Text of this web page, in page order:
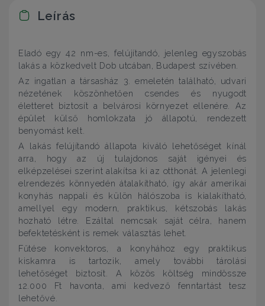
Leírás
Eladó egy 42 nm-es, felújítandó, jelenleg egyszobás
lakás a közkedvelt Dob utcában, Budapest szívében.
Az ingatlan a társasház 3. emeletén található, udvari
nézetének köszönhetően csendes és nyugodt
életteret biztosít a belvárosi környezet ellenére. Az
épület külső homlokzata jó állapotú, rendezett
benyomást kelt.
A lakás felújítandó állapota kiváló lehetőséget kínál
arra, hogy az új tulajdonos saját igényei és
elképzelései szerint alakítsa ki az otthonát. A jelenlegi
elrendezés könnyedén átalakítható, így akár amerikai
konyhás nappali és külön hálószoba is kialakítható,
amellyel egy modern, praktikus, kétszobás lakás
hozható létre. Ezáltal nemcsak saját célra, hanem
befektetésként is remek választás lehet.
Fűtése konvektoros, a konyhához egy praktikus
kiskamra is tartozik, amely további tárolási
lehetőséget biztosít. A közös költség mindössze
12.000 Ft havonta, ami kedvező fenntartást tesz
lehetővé.